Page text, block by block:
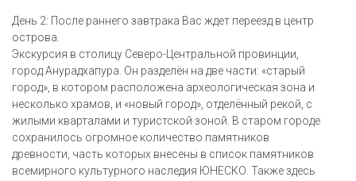
День 2: После раннего завтрака Вас ждет переезд в центр
острова.
Экскурсия в столицу Северо-Центральной провинции,
город Анурадхапура. Он разделён на две части: «старый
город», в котором расположена археологическая зона и
несколько храмов, и «новый город», отделённый рекой, с
жилыми кварталами и туристской зоной. В старом городе
сохранилось огромное количество памятников
древности, часть которых внесены в список памятников
всемирного культурного наследия ЮНЕСКО. Также здесь